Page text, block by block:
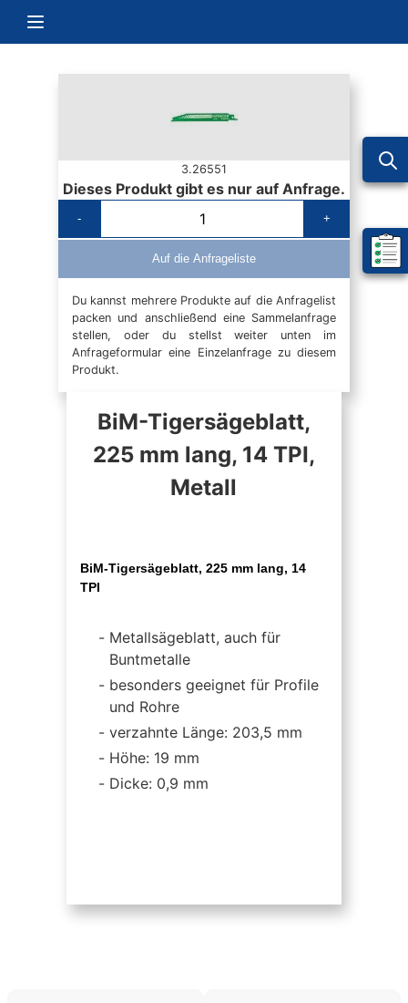
Navigation umschalten
Mein
3.26551
Dieses Produkt gibt es nur auf Anfrage.
- +
Auf die Anfrageliste
Du kannst mehrere Produkte auf die Anfragelist
packen und anschließend eine Sammelanfrage
stellen, oder du stellst weiter unten im
Anfrageformular eine Einzelanfrage zu diesem
Produkt.
BiM-Tigersägeblatt,
225 mm lang, 14 TPI,
Metall
BiM-Tigersägeblatt, 225 mm lang, 14
TPI
Metallsägeblatt, auch für
Buntmetalle
besonders geeignet für Profile
und Rohre
verzahnte Länge: 203,5 mm
Höhe: 19 mm
Dicke: 0,9 mm